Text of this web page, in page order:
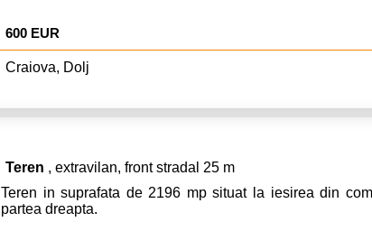
600 EUR
Craiova, Dolj
Teren , extravilan, front stradal 25 m
Teren in suprafata de 2196 mp situat la iesirea din
partea dreapta.